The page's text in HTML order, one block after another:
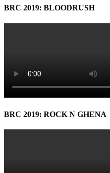
BRC 2019: BLOODRUSH
BRC 2019: ROCK N GHENA